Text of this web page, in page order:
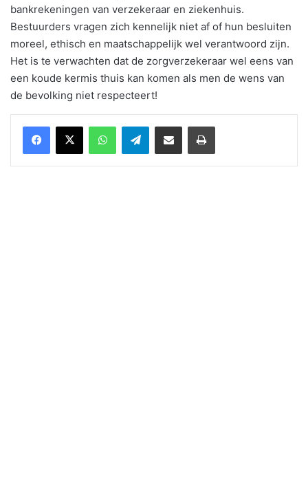
bankrekeningen van verzekeraar en ziekenhuis.
Bestuurders vragen zich kennelijk niet af of hun besluiten
moreel, ethisch en maatschappelijk wel verantwoord zijn.
Het is te verwachten dat de zorgverzekeraar wel eens van
een koude kermis thuis kan komen als men de wens van
de bevolking niet respecteert!
WhatsAppTelegramDelen via Email Print